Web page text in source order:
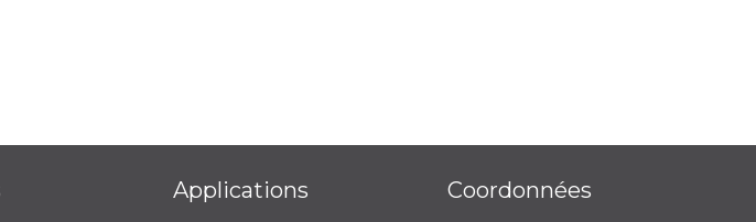
Applications Coordonnées